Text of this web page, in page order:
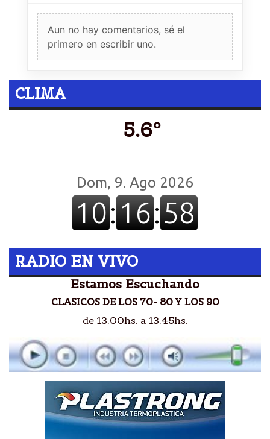
Aun no hay comentarios, sé el
primero en escribir uno.
CLIMA
5.6º
RADIO EN VIVO
Estamos Escuchando
CLASICOS DE LOS 70- 80 Y LOS 90
de 13.00hs. a 13.45hs.